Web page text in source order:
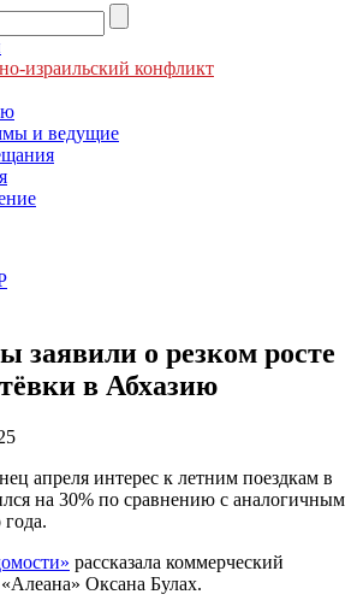
израильский конфликт
и ведущие
заявили о резком росте
в Абхазию
апреля интерес к летним поездкам в
на 30% по сравнению с аналогичным
рассказала коммерческий
Оксана Булах.